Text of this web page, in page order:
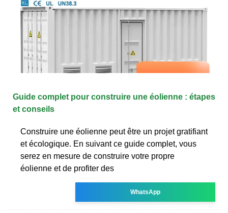
Guide complet pour construire une éolienne : étapes
et conseils
Construire une éolienne peut être un projet gratifiant
et écologique. En suivant ce guide complet, vous
serez en mesure de construire votre propre
éolienne et de profiter des
WhatsApp